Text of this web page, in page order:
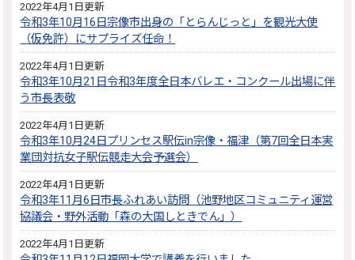
2022年4月1日更新
令和3年10月16日宗像市出身の「とらんじっと」を観光大使
（仮免許）にサプライズ任命！
2022年4月1日更新
令和3年10月21日令和3年度全日本バレエ・コンクール出場に伴
う市長表敬
2022年4月1日更新
令和3年10月24日プリンセス駅伝in宗像・福津（第7回全日本実
業団対抗女子駅伝競走大会予選会）
2022年4月1日更新
令和3年11月6日市長ふれあい訪問（池野地区コミュニティ運営
協議会・野外活動「森の大国しときでん」）
2022年4月1日更新